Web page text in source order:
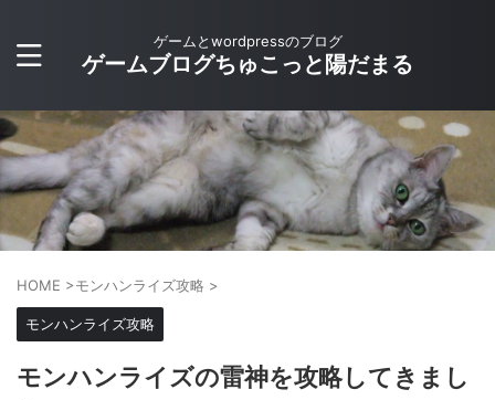
ゲームとwordpressのブログ
ゲームブログちゅこっと陽だまる
HOME >モンハンライズ攻略 >
モンハンライズ攻略
モンハンライズの雷神を攻略してきまし